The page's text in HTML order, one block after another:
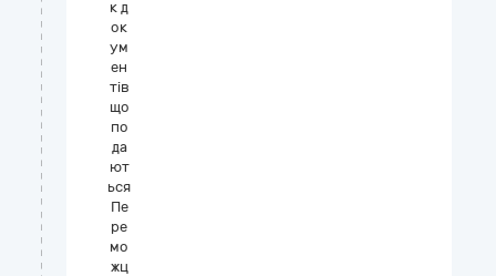
к д
ок
ум
ен
тів
що
по
да
ют
ься
Пе
ре
мо
жц